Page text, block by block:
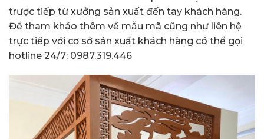
trược tiếp từ xưởng sản xuất đến tay khách hàng.
Để tham kháo thêm về mẫu mã cũng như liên hệ
trực tiếp với cơ sở sản xuất khách hàng có thể gọi
hotline 24/7: 0987.319.446